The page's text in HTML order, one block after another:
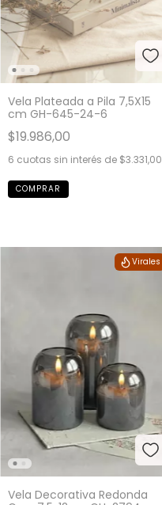
Vela Plateada a Pila 7,5X15
cm GH-645-24-6
$19.986,00
6 cuotas sin interés de $3.331,00
Virales
Vela Decorativa Redonda